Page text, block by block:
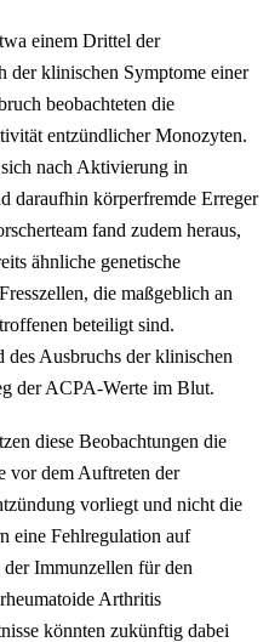
einem Drittel der
der klinischen Symptome einer
beobachteten die
entzündlicher Monozyten.
nach Aktivierung in
daraufhin körperfremde Erreger
fand zudem heraus,
ähnliche genetische
die maßgeblich an
beteiligt sind.
des Ausbruchs der klinischen
der ACPA-Werte im Blut.
diese Beobachtungen die
vor dem Auftreten der
vorliegt und nicht die
eine Fehlregulation auf
Immunzellen für den
Arthritis
könnten zukünftig dabei